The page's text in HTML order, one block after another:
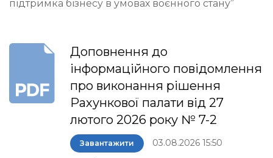
підтримка бізнесу в умовах воєнного стану”
Доповнення до
інформаційного повідомлення
про виконання рішення
Рахункової палати від 27
лютого 2026 року № 7-2
Завантажити 03.08.2026 15:50